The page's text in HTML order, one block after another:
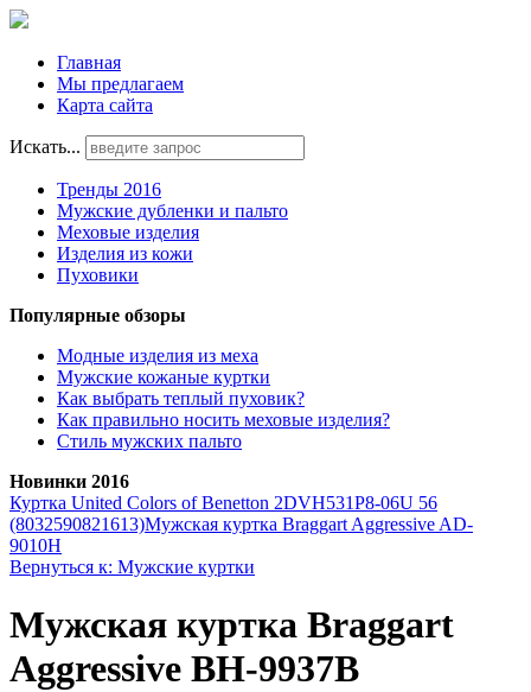
Главная
Мы предлагаем
Карта сайта
Искать...
Тренды 2016
Мужские дубленки и пальто
Меховые изделия
Изделия из кожи
Пуховики
Популярные обзоры
Модные изделия из меха
Мужские кожаные куртки
Как выбрать теплый пуховик?
Как правильно носить меховые изделия?
Стиль мужских пальто
Новинки 2016
Куртка United Colors of Benetton 2DVH531P8-06U 56
(8032590821613)Мужская куртка Braggart Aggressive AD-
9010H
Вернуться к: Мужские куртки
Мужская куртка Braggart
Aggressive BH-9937B